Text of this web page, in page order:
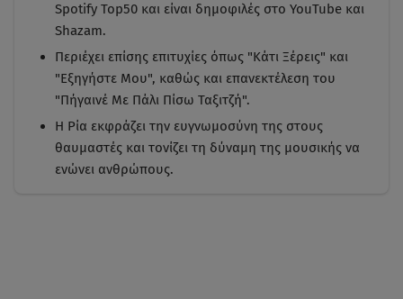
Spotify Top50 και είναι δημοφιλές στο YouTube και
Shazam.
Περιέχει επίσης επιτυχίες όπως "Κάτι Ξέρεις" και
"Εξηγήστε Μου", καθώς και επανεκτέλεση του
"Πήγαινέ Με Πάλι Πίσω Ταξιτζή".
Η Ρία εκφράζει την ευγνωμοσύνη της στους
θαυμαστές και τονίζει τη δύναμη της μουσικής να
ενώνει ανθρώπους.